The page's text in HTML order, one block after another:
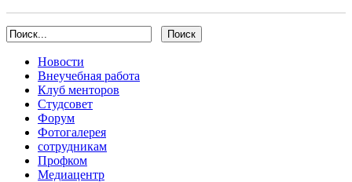
Новости
Внеучебная работа
Клуб менторов
Студсовет
Форум
Фотогалерея
сотрудникам
Профком
Медиацентр